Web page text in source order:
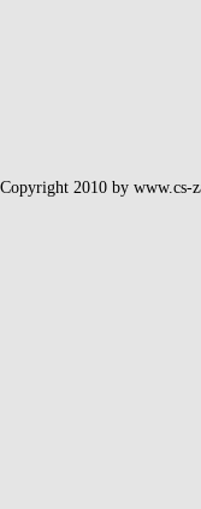
Copyright 2010 by www.cs-